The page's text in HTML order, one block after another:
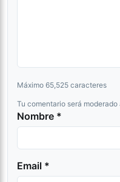
Máximo 65,525 caracteres
Tu comentario será
Nombre *
Email *